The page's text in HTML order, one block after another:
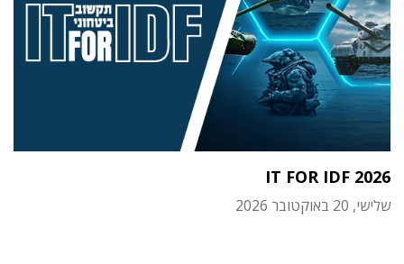
IT FOR IDF 2026
שלישי, 20 באוקטובר 2026